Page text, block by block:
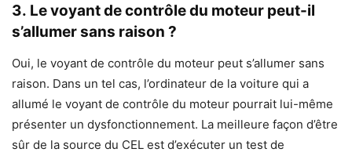
3. Le voyant de contrôle du moteur peut-il
s’allumer sans raison ?
Oui, le voyant de contrôle du moteur peut s’allumer sans
raison. Dans un tel cas, l’ordinateur de la voiture qui a
allumé le voyant de contrôle du moteur pourrait lui-même
présenter un dysfonctionnement. La meilleure façon d’être
sûr de la source du CEL est d’exécuter un test de